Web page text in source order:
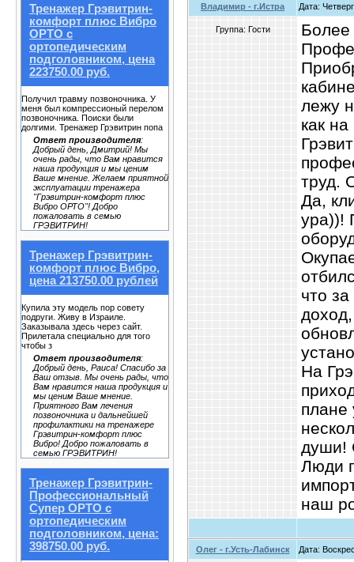
Тренажер Грэвитрин-
комфорт плюс Вибро
ОРТО с
ортопедическим
подголовником, цена
223750.00 руб.
Получил травму позвоночника. У
меня был компрессионый перелом
позвоночника. Поиски были
долгими. Тренажер Грэвитрин попа
Ответ производителя:
Добрый день, Дмитрий! Мы
очень рады, что Вам нравится
наша продукция и мы ценим
Ваше мнение. Желаем приятной
эксплуатации тренажера
"Грэвитрин-комфорт плюс
Вибро ОРТО"! Добро
пожаловать в семью
ГРЭВИТРИН!
Тренажер Грэвитрин-
комфорт плюс Вибро,
цена 213750.00 рублей
Купила эту модель пор совету
подруги. Живу в Израиле.
Заказывала здесь через сайт.
Прилетала специально для того
чтобы з
Ответ производителя:
Добрый день, Раиса! Спасибо за
Ваш отзыв. Мы очень рады, что
Вам нравится наша продукция и
мы ценим Ваше мнение.
Приятного Вам лечения
позвоночника и дальнейшей
профилактики на тренажере
Грэвитрин-комфорт плюс
Вибро! Добро пожаловать в
семью ГРЭВИТРИН!
Тренажер Грэвитрин-
Профессиональный
Супер ОРТО с
ортопедическим
подголовником, цена:
398750.00 руб.
Владимир - г.Истра Дата:
Группа: Гости
Более
лежу
как
труд.
Да,
ура))!
что
На
плане
души!
Люди
наш
Олег - г.Усть-Лабинск Дата: